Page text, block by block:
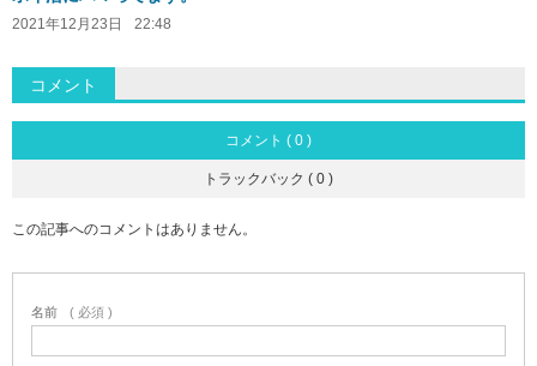
2021年12月23日 22:48
コメント
コメント ( 0 )
トラックバック ( 0 )
この記事へのコメントはありません。
名前 ( 必須 )